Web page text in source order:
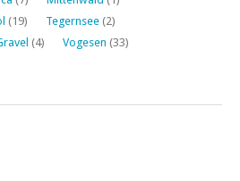
(19) Tegernsee (2)
(4) Vogesen (33)